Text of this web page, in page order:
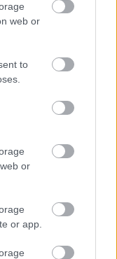
web or
to
or
or app.
2025